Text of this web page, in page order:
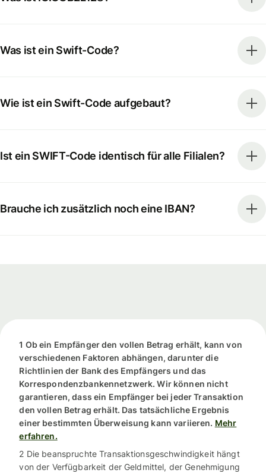
Was ist ein Swift-Code?
Wie ist ein Swift-Code aufgebaut?
Ist ein SWIFT-Code identisch für alle Filialen?
Brauche ich zusätzlich noch eine IBAN?
1 Ob ein Empfänger den vollen Betrag erhält, kann von
verschiedenen Faktoren abhängen, darunter die
Richtlinien der Bank des Empfängers und das
Korrespondenzbankennetzwerk. Wir können nicht
garantieren, dass ein Empfänger bei jeder Transaktion
den vollen Betrag erhält. Das tatsächliche Ergebnis
einer bestimmten Überweisung kann variieren. Mehr
erfahren.
2 Die beanspruchte Transaktionsgeschwindigkeit hängt
von der Verfügbarkeit der Geldmittel, der Genehmigung